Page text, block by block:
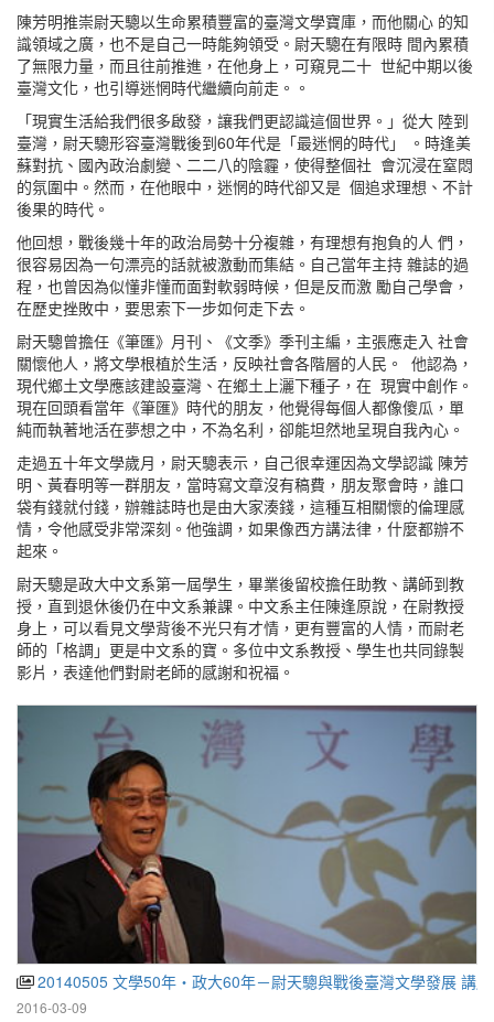
陳芳明推崇尉天驄以生命累積豐富的臺灣文學寶庫，而他關心 的知
識領域之廣，也不是自己一時能夠領受。尉天驄在有限時 間內累積
了無限力量，而且往前推進，在他身上，可窺見二十 世紀中期以後
臺灣文化，也引導迷惘時代繼續向前走。。
「現實生活給我們很多啟發，讓我們更認識這個世界。」從大 陸到
臺灣，尉天驄形容臺灣戰後到60年代是「最迷惘的時代」 。時逢美
蘇對抗、國內政治劇變、二二八的陰霾，使得整個社 會沉浸在窒悶
的氛圍中。然而，在他眼中，迷惘的時代卻又是 個追求理想、不計
後果的時代。
他回想，戰後幾十年的政治局勢十分複雜，有理想有抱負的人 們，
很容易因為一句漂亮的話就被激動而集結。自己當年主持 雜誌的過
程，也曾因為似懂非懂而面對軟弱時候，但是反而激 勵自己學會，
在歷史挫敗中，要思索下一步如何走下去。
尉天驄曾擔任《筆匯》月刊、《文季》季刊主編，主張應走入 社會
關懷他人，將文學根植於生活，反映社會各階層的人民。 他認為，
現代鄉土文學應該建設臺灣、在鄉土上灑下種子，在 現實中創作。
現在回頭看當年《筆匯》時代的朋友，他覺得每個人都像傻瓜，單
純而執著地活在夢想之中，不為名利，卻能坦然地呈現自我內心。
走過五十年文學歲月，尉天驄表示，自己很幸運因為文學認識 陳芳
明、黃春明等一群朋友，當時寫文章沒有稿費，朋友聚會時，誰口
袋有錢就付錢，辦雜誌時也是由大家湊錢，這種互相關懷的倫理感
情，令他感受非常深刻。他強調，如果像西方講法律，什麼都辦不
起來。
尉天驄是政大中文系第一屆學生，畢業後留校擔任助教、講師到教
授，直到退休後仍在中文系兼課。中文系主任陳逢原說，在尉教授
身上，可以看見文學背後不光只有才情，更有豐富的人情，而尉老
師的「格調」更是中文系的寶。多位中文系教授、學生也共同錄製
影片，表達他們對尉老師的感謝和祝福。
20140505 文學50年‧政大60年－尉天驄與戰後臺灣文學發展 講
2016-03-09